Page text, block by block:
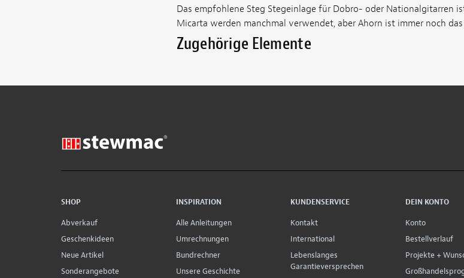
Das empfohlene Steg Stegeinlage für Dobro- oder Nationalgitarren
Micarta werden manchmal verwendet, aber Ahorn ist immer noch
Zugehörige Elemente
SHOP
Abverkauf
Geschenkideen
Neue Artikel
Sonderangebote
INSPIRATION
Alle Anleitungen
Umrechnungen
Bundrechner
Unsere Geschichte
KUNDENSERVICE
Kontakt
International
Lebenslanges
Garantieversprechen
DEIN KONTO
Konto
Bestellverlauf
Projekte +